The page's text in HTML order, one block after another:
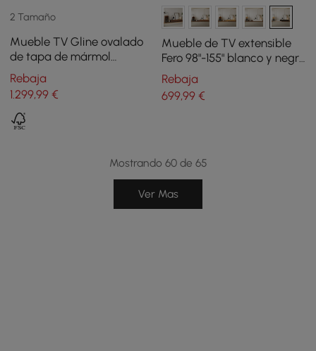
2 Tamaño
Mueble TV Gline ovalado
de tapa de mármol
sinterizada de 200 cm en
color blanco
Rebaja
1.299,99 €
Mueble de TV extensible
Fero 98"-155" blanco y negro
con estantería y luz LED
Rebaja
699,99€
Mostrando 60 de 65
Ver Mas